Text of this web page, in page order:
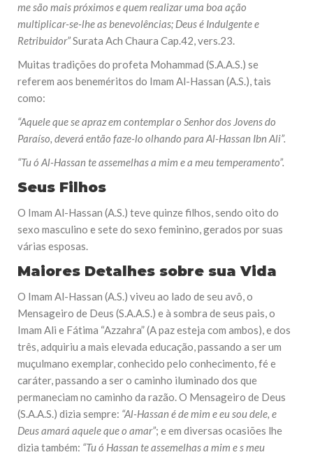
me são mais próximos e quem realizar uma boa ação
multiplicar-se-lhe as benevolências; Deus é Indulgente e
Retribuidor”Surata Ach Chaura Cap.42, vers.23.
Muitas tradições do profeta Mohammad (S.A.A.S.) se
referem aos beneméritos do Imam Al-Hassan (A.S.), tais
como:
“Aquele que se apraz em contemplar o Senhor dos Jovens do
Paraíso, deverá então faze-lo olhando para Al-Hassan Ibn Ali”.
“Tu ó Al-Hassan te assemelhas a mim e a meu temperamento”.
Seus Filhos
O Imam Al-Hassan (A.S.) teve quinze filhos, sendo oito do
sexo masculino e sete do sexo feminino, gerados por suas
várias esposas.
Maiores Detalhes sobre sua Vida
O Imam Al-Hassan (A.S.) viveu ao lado de seu avô, o
Mensageiro de Deus (S.A.A.S.) e à sombra de seus pais, o
Imam Ali e Fátima “Azzahra” (A paz esteja com ambos), e dos
três, adquiriu a mais elevada educação, passando a ser um
muçulmano exemplar, conhecido pelo conhecimento, fé e
caráter, passando a ser o caminho iluminado dos que
permaneciam no caminho da razão. O Mensageiro de Deus
(S.A.A.S.) dizia sempre: “Al-Hassan é de mim e eu sou dele, e
Deus amará aquele que o amar”; e em diversas ocasiões lhe
dizia também: “Tu ó Hassan te assemelhas a mim e s meu